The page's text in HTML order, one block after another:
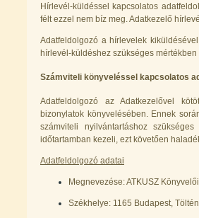
Hírlevél-küldéssel kapcsolatos
félt ezzel nem bíz meg. Adatkezelő
Adatfeldolgozó a hírlevelek
hírlevél-küldéshez szükséges
Számviteli könyveléssel kapcsolatos
Adatfeldolgozó az Adatkezelővel
bizonylatok könyvelésében. Ennek
számviteli nyilvántartáshoz
időtartamban kezeli, ezt követően
Adatfeldolgozó adatai
Megnevezése: ATKUSZ
Székhelye: 1165 Budapest,